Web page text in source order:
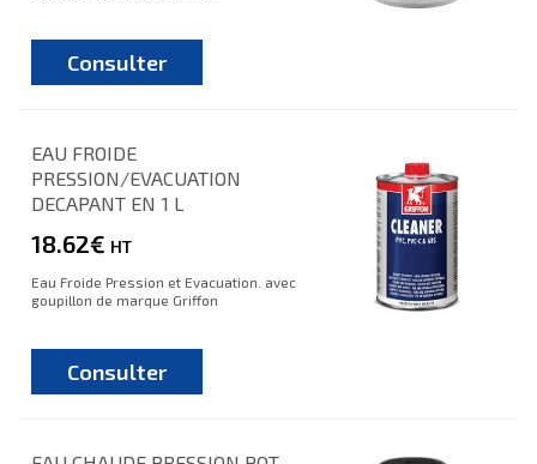
Consulter
EAU FROIDE
PRESSION/EVACUATION
DECAPANT EN 1 L
18.62€ HT
Eau Froide Pression et Evacuation. avec
goupillon de marque Griffon
Consulter